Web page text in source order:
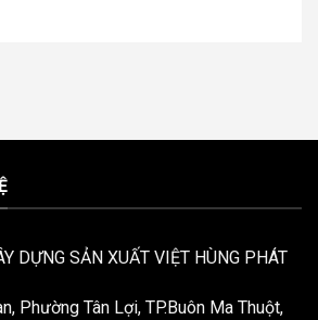
DỰNG SẢN XUẤT VIỆT HÙNG PHÁT
Phường Tân Lợi, TP.Buôn Ma Thuột,